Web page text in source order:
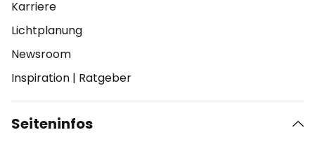
Karriere
Lichtplanung
Newsroom
Inspiration | Ratgeber
Seiteninfos